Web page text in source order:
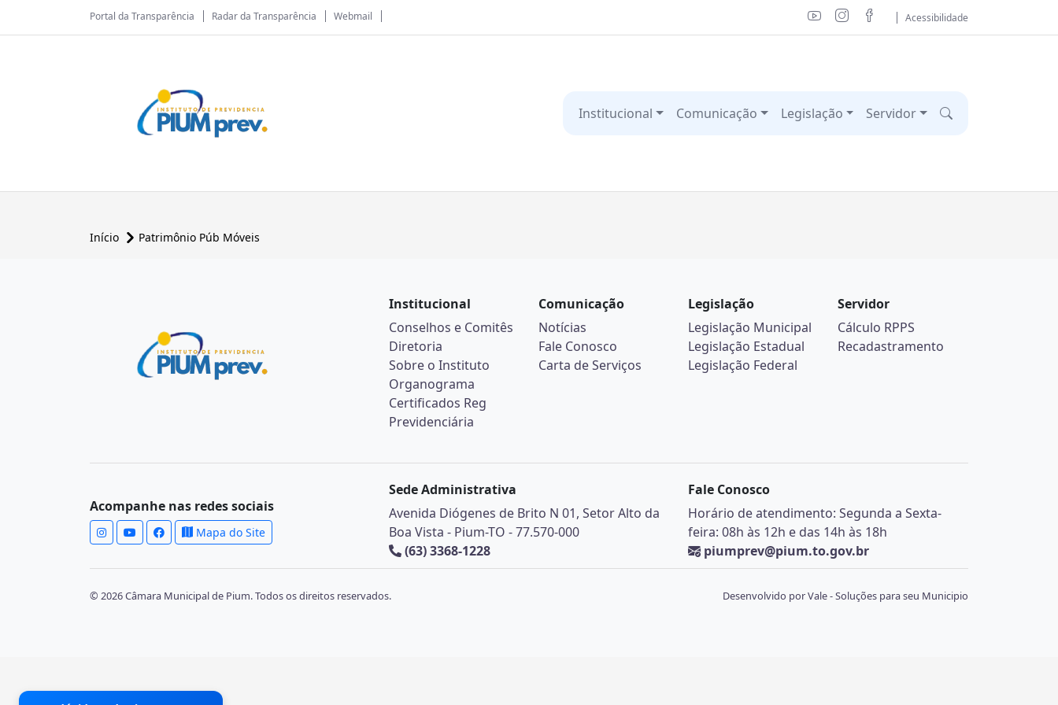
Portal da Transparência Radar da Transparência Webmail Acessibilidade
Institucional Comunicação Legislação Servidor
Início Patrimônio Púb Móveis
Institucional
Conselhos e Comitês
Diretoria
Sobre o Instituto
Organograma
Certificados Reg
Previdenciária
Comunicação
Notícias
Fale Conosco
Carta de Serviços
Legislação
Legislação Municipal
Legislação Estadual
Legislação Federal
Servidor
Cálculo RPPS
Recadastramento
Acompanhe nas redes sociais
Mapa do Site
Sede Administrativa
Avenida Diógenes de Brito N 01, Setor Alto da
Boa Vista - Pium-TO - 77.570-000
(63) 3368-1228
Fale Conosco
Horário de atendimento: Segunda a Sexta-
feira: 08h às 12h e das 14h às 18h
piumprev@pium.to.gov.br
© 2026 Câmara Municipal de Pium. Todos os direitos reservados. Desenvolvido por Vale - Soluções para seu Municipio